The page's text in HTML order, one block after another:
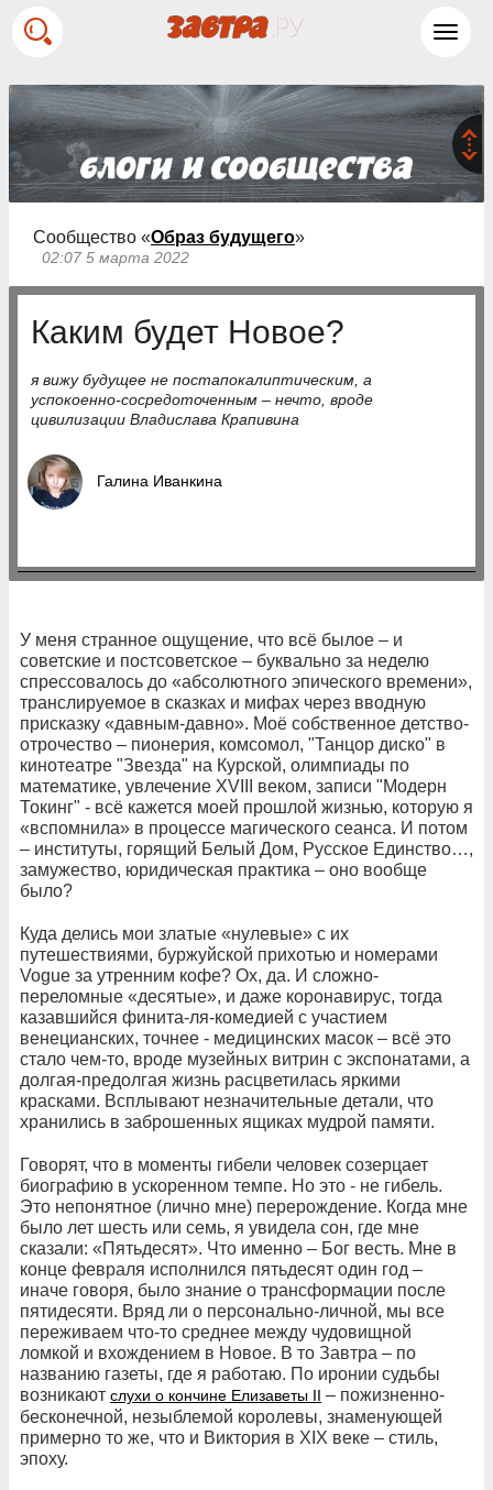
Сообщество «Образ будущего»
02:07 5 марта 2022
Каким будет Новое?
я вижу будущее не постапокалиптическим, а
успокоенно-сосредоточенным – нечто, вроде
цивилизации Владислава Крапивина
Галина Иванкина
У меня странное ощущение, что всё былое – и
советские и постсоветское – буквально за неделю
спрессовалось до «абсолютного эпического времени»,
транслируемое в сказках и мифах через вводную
присказку «давным-давно». Моё собственное детство-
отрочество – пионерия, комсомол, "Танцор диско" в
кинотеатре "Звезда" на Курской, олимпиады по
математике, увлечение XVIII веком, записи "Модерн
Токинг" - всё кажется моей прошлой жизнью, которую я
«вспомнила» в процессе магического сеанса. И потом
– институты, горящий Белый Дом, Русское Единство…,
замужество, юридическая практика – оно вообще
было?
Куда делись мои златые «нулевые» с их
путешествиями, буржуйской прихотью и номерами
Vogue за утренним кофе? Ох, да. И сложно-
переломные «десятые», и даже коронавирус, тогда
казавшийся финита-ля-комедией с участием
венецианских, точнее - медицинских масок – всё это
стало чем-то, вроде музейных витрин с экспонатами, а
долгая-предолгая жизнь расцветилась яркими
красками. Всплывают незначительные детали, что
хранились в заброшенных ящиках мудрой памяти.
Говорят, что в моменты гибели человек созерцает
биографию в ускоренном темпе. Но это - не гибель.
Это непонятное (лично мне) перерождение. Когда мне
было лет шесть или семь, я увидела сон, где мне
сказали: «Пятьдесят». Что именно – Бог весть. Мне в
конце февраля исполнился пятьдесят один год –
иначе говоря, было знание о трансформации после
пятидесяти. Вряд ли о персонально-личной, мы все
переживаем что-то среднее между чудовищной
ломкой и вхождением в Новое. В то Завтра – по
названию газеты, где я работаю. По иронии судьбы
возникают слухи о кончине Елизаветы II – пожизненно-
бесконечной, незыблемой королевы, знаменующей
примерно то же, что и Виктория в XIX веке – стиль,
эпоху.